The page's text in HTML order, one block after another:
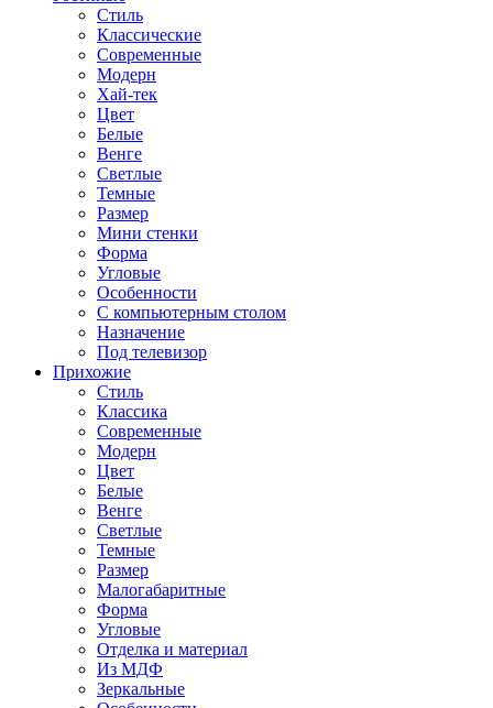
Стиль
Классические
Современные
Модерн
Хай-тек
Цвет
Белые
Венге
Светлые
Темные
Размер
Мини стенки
Форма
Угловые
Особенности
С компьютерным столом
Назначение
Под телевизор
Прихожие
Стиль
Классика
Современные
Модерн
Цвет
Белые
Венге
Светлые
Темные
Размер
Малогабаритные
Форма
Угловые
Отделка и материал
Из МДФ
Зеркальные